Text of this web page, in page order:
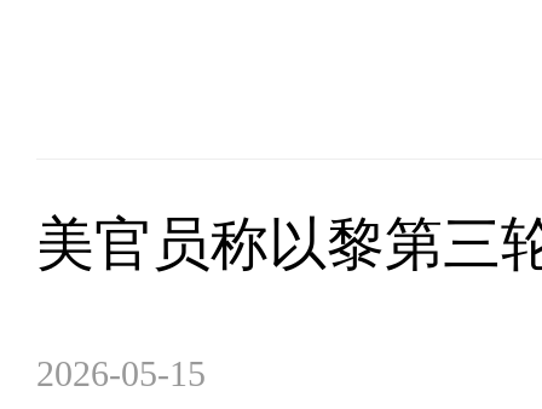
美官员称以黎第三
2026-05-15